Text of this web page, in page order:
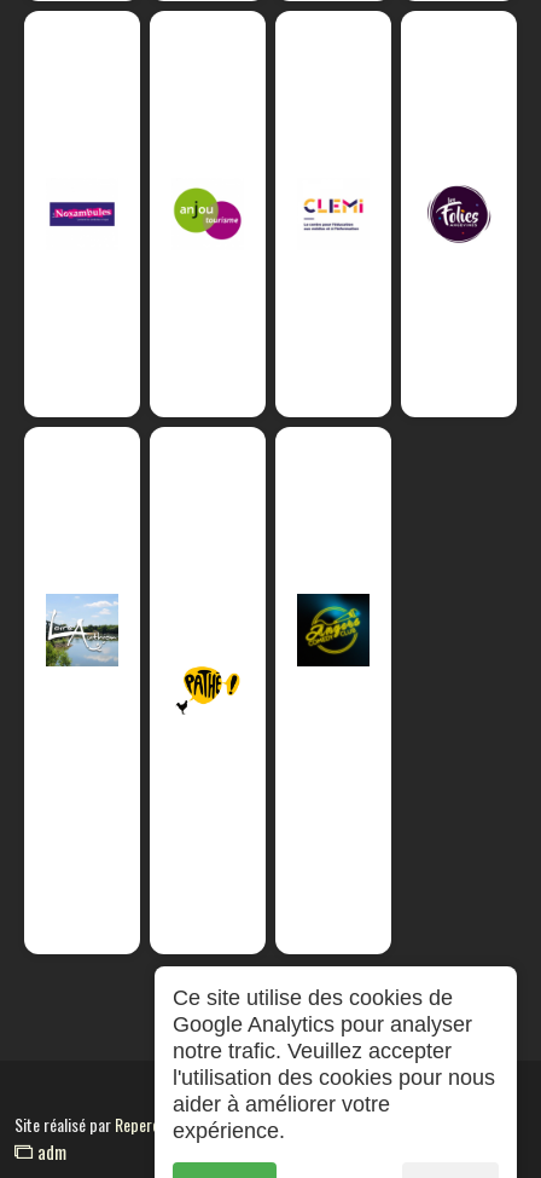
Site réalisé parRepereCom
adm
Ce site utilise des cookies de
Google Analytics pour analyser
notre trafic. Veuillez accepter
l'utilisation des cookies pour nous
aider à améliorer votre
expérience.